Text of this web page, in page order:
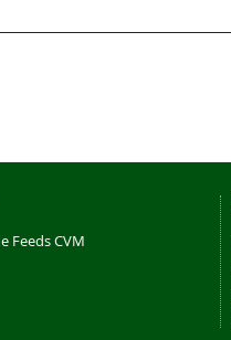
Feeds CVM